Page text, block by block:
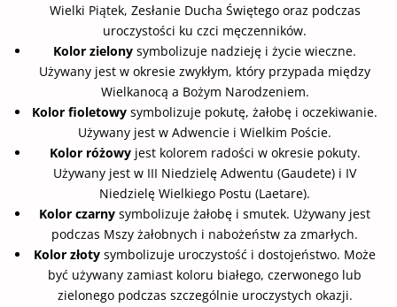
Wielki Piątek, Zesłanie Ducha Świętego oraz podczas
uroczystości ku czci męczenników.
Kolor zielony symbolizuje nadzieję i życie wieczne.
Używany jest w okresie zwykłym, który przypada między
Wielkanocą a Bożym Narodzeniem.
Kolor fioletowy symbolizuje pokutę, żałobę i oczekiwanie.
Używany jest w Adwencie i Wielkim Poście.
Kolor różowyjest kolorem radości w okresie pokuty.
Używany jest w III Niedzielę Adwentu (Gaudete) i IV
Niedzielę Wielkiego Postu (Laetare).
Kolor czarny symbolizuje żałobę i smutek. Używany jest
podczas Mszy żałobnych i nabożeństw za zmarłych.
Kolor złoty symbolizuje uroczystość i dostojeństwo. Może
być używany zamiast koloru białego, czerwonego lub
zielonego podczas szczególnie uroczystych okazji.